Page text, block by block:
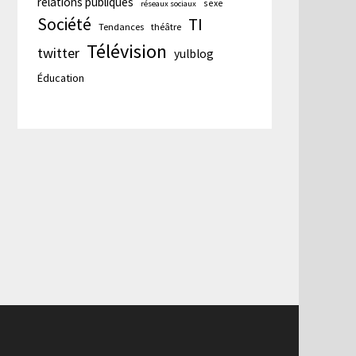
réseaux sociaux sexe
Société Tendances théâtre TI
twitter Télévision yulblog
Éducation